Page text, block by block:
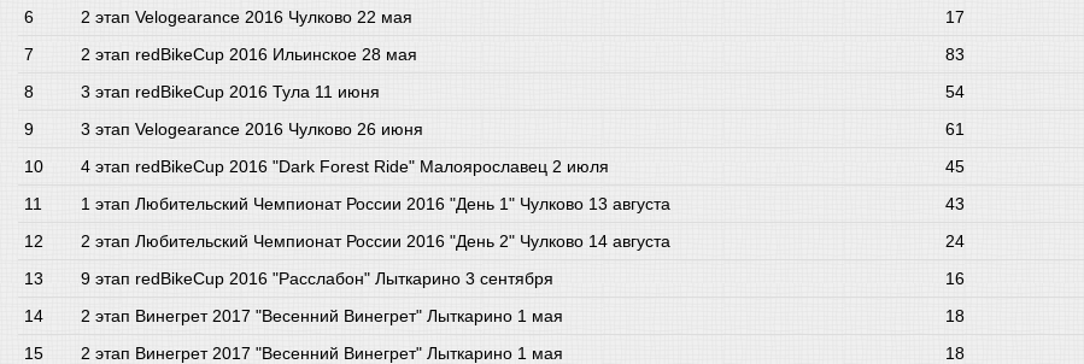
2 этап Velogearance 2016 Чулково 22 мая
17
2 этап redBikeCup 2016 Ильинское 28 мая
83
3 этап redBikeCup 2016 Тула 11 июня
54
3 этап Velogearance 2016 Чулково 26 июня
61
4 этап redBikeCup 2016 "Dark Forest Ride" Малоярославец 2 июля
45
1 этап Любительский Чемпионат России 2016 "День 1" Чулково 13 августа
43
2 этап Любительский Чемпионат России 2016 "День 2" Чулково 14 августа
24
9 этап redBikeCup 2016 "Расслабон" Лыткарино 3 сентября
16
2 этап Винегрет 2017 "Весенний Винегрет" Лыткарино 1 мая
18
2 этап Винегрет 2017 "Весенний Винегрет" Лыткарино 1 мая
18